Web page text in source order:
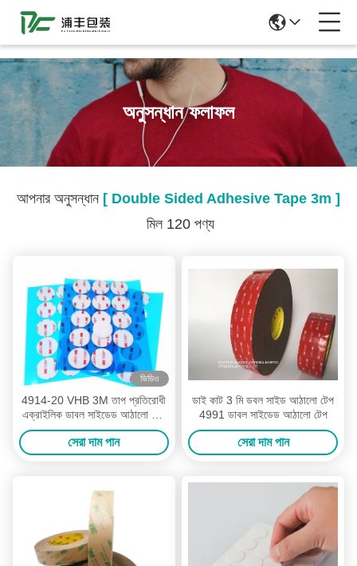
অনুসন্ধান ফলাফল
আপনার অনুসন্ধান [ Double Sided Adhesive Tape 3m ]
মিল 120 পণ্য
ভিডিও
4914-20 VHB 3M তাপ প্রতিরোধী
এক্রাইলিক ডাবল সাইডেড আঠালো টেপ
3m vhb টেপ
সেরা দাম পান
ডাই কাট 3 মি ডবল সাইড আঠালো টেপ
4991 ডাবল সাইডেড আঠালো টেপ
সেরা দাম পান